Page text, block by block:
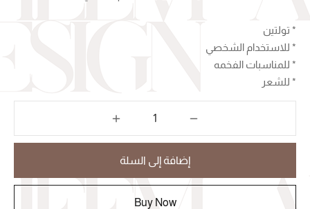
* تولتين
* للاستخدام الشخصي
* للمناسبات الفخمه
* للشعر
إضافة إلى السلة
Buy Now